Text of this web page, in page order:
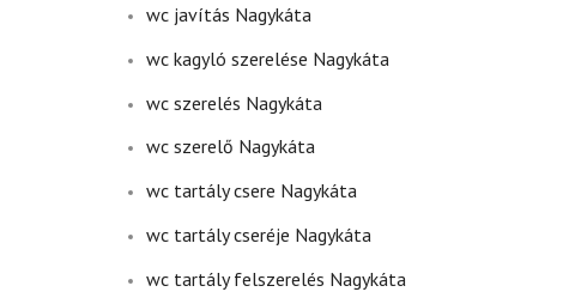
wc javítás Nagykáta
wc kagyló szerelése Nagykáta
wc szerelés Nagykáta
wc szerelő Nagykáta
wc tartály csere Nagykáta
wc tartály cseréje Nagykáta
wc tartály felszerelés Nagykáta